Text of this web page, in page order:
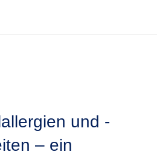
und -
– ein